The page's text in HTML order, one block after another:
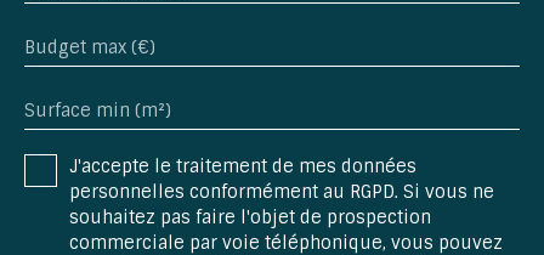
Budget max (€)
Surface min (m²)
J'accepte le traitement de mes données
personnelles conformément au RGPD. Si vous ne
souhaitez pas faire l'objet de prospection
commerciale par voie téléphonique, vous pouvez